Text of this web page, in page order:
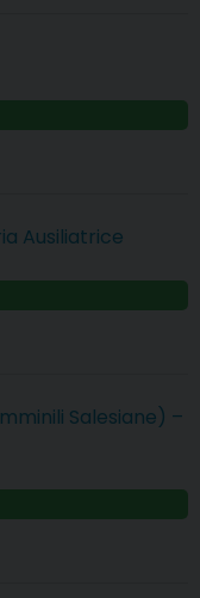
Ausiliatrice
Salesiane) –